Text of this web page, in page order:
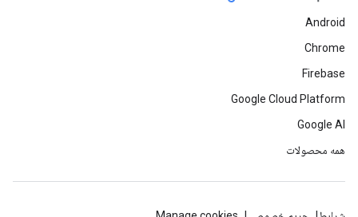
Android
Chrome
Firebase
Google Cloud Platform
Google AI
همه محصولات